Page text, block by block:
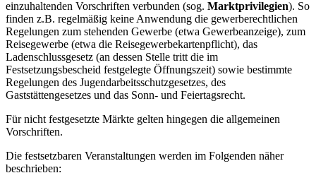
einzuhaltenden Vorschriften verbunden (sog. Marktprivilegien). So
finden z.B. regelmäßig keine Anwendung die gewerberechtlichen
Regelungen zum stehenden Gewerbe (etwa Gewerbeanzeige), zum
Reisegewerbe (etwa die Reisegewerbekartenpflicht), das
Ladenschlussgesetz (an dessen Stelle tritt die im
Festsetzungsbescheid festgelegte Öffnungszeit) sowie bestimmte
Regelungen des Jugendarbeitsschutzgesetzes, des
Gaststättengesetzes und das Sonn- und Feiertagsrecht.
Für nicht festgesetzte Märkte gelten hingegen die allgemeinen
Vorschriften.
Die festsetzbaren Veranstaltungen werden im Folgenden näher
beschrieben: